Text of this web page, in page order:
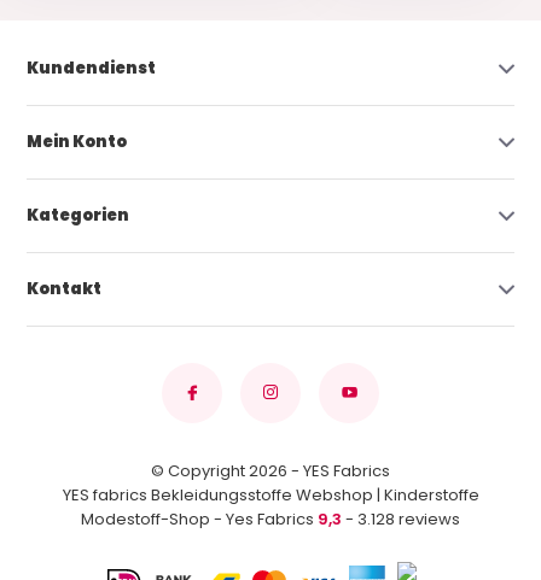
Kundendienst
Mein Konto
Kategorien
Kontakt
© Copyright 2026 - YES Fabrics
YES fabrics Bekleidungsstoffe Webshop | Kinderstoffe
Modestoff-Shop - Yes Fabrics 9,3 - 3.128 reviews